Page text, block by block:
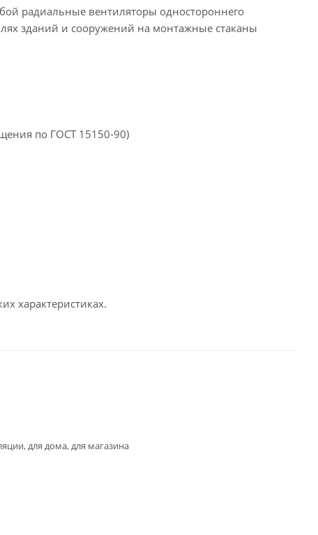
радиальные вентиляторы одно­стороннего
зданий и сооруже­ний на монтажные стаканы
по ГОСТ 15150-90)
характеристиках.
для дома, для магазина